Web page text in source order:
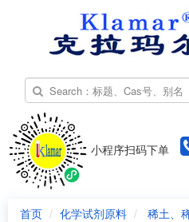
小程序扫码下单
首页 化学试剂原料 稀土、